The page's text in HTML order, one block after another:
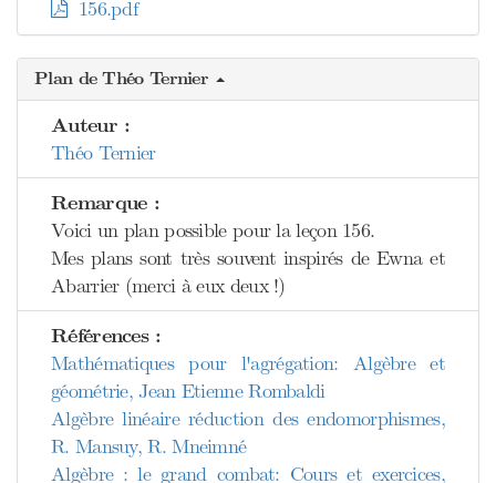
156.pdf
Plan de Théo Ternier
Auteur :
Théo Ternier
Remarque :
Voici un plan possible pour la leçon 156.
Mes plans sont très souvent inspirés de Ewna et
Abarrier (merci à eux deux !)
Références :
Mathématiques pour l'agrégation: Algèbre et
géométrie, Jean Etienne Rombaldi
Algèbre linéaire réduction des endomorphismes,
R. Mansuy, R. Mneimné
Algèbre : le grand combat: Cours et exercices,